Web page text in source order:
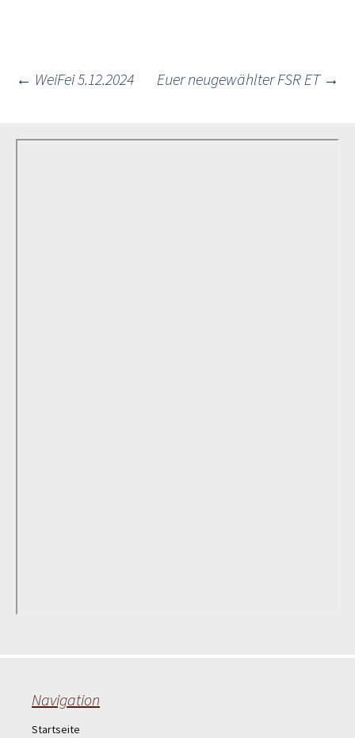
Post
navigation
← WeiFei 5.12.2024 Euer neugewählter FSR ET →
Navigation
Startseite